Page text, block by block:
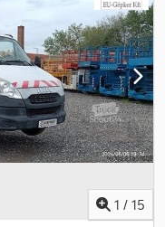
16 m Futott kilométer:
09 Kibocsátási osztály:
2287 ccm Típus:
dízel
száma: 2 Váltó:
Dodpoy
állapotban
tiszta és jól működik.
- németül - magyarul
1 / 15